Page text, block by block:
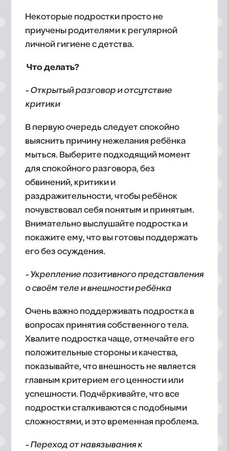
Некоторые подростки просто не
приучены родителями к регулярной
личной гигиене с детства.
Что делать?
- Открытый разговор и отсутствие
критики
В первую очередь следует спокойно
выяснить причину нежелания ребёнка
мыться. Выберите подходящий момент
для спокойного разговора, без
обвинений, критики и
раздражительности, чтобы ребёнок
почувствовал себя понятым и принятым.
Внимательно выслушайте подростка и
покажите ему, что вы готовы поддержать
его без осуждения.
- Укрепление позитивного представления
о своём теле и внешности ребёнка
Очень важно поддерживать подростка в
вопросах принятия собственного тела.
Хвалите подростка чаще, отмечайте его
положительные стороны и качества,
показывайте, что внешность не является
главным критерием его ценности или
успешности. Подчёркивайте, что все
подростки сталкиваются с подобными
сложностями, и это временная проблема.
- Переход от навязывания к